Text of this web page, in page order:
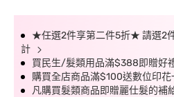
★任選2件享第二件5折★ 請選2
計
買民生/髮類用品滿$388即贈好
購買全店商品滿$100送數位印花
凡購買髮類商品即贈麗仕髮的補